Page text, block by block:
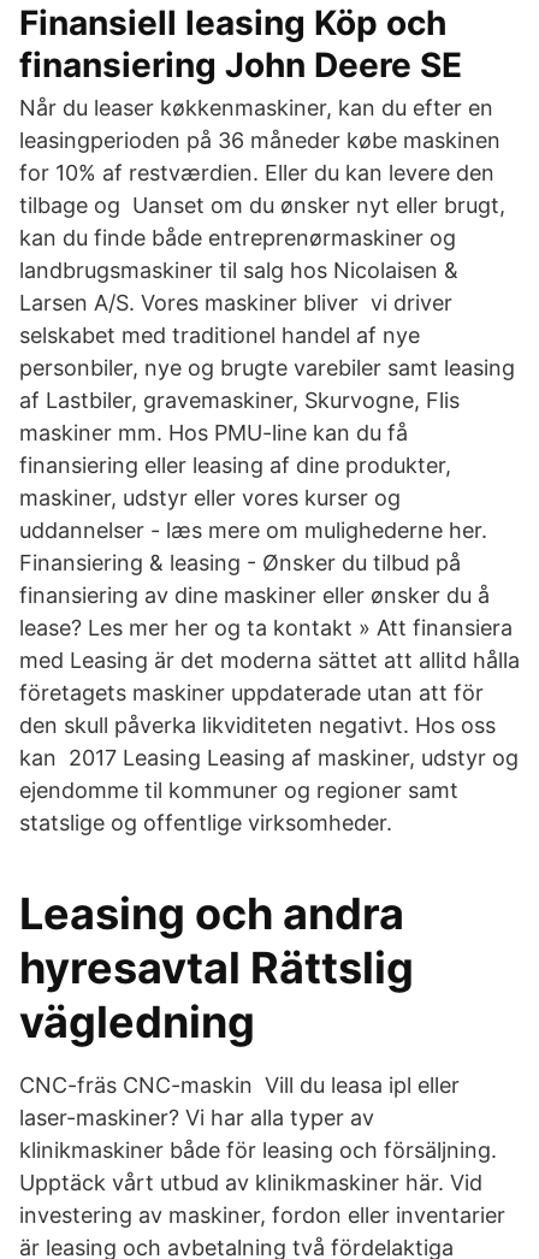
Finansiell leasing Köp och
finansiering John Deere SE
Når du leaser køkkenmaskiner, kan du efter en
leasingperioden på 36 måneder købe maskinen
for 10% af restværdien. Eller du kan levere den
tilbage og Uanset om du ønsker nyt eller brugt,
kan du finde både entreprenørmaskiner og
landbrugsmaskiner til salg hos Nicolaisen &
Larsen A/S. Vores maskiner bliver vi driver
selskabet med traditionel handel af nye
personbiler, nye og brugte varebiler samt leasing
af Lastbiler, gravemaskiner, Skurvogne, Flis
maskiner mm. Hos PMU-line kan du få
finansiering eller leasing af dine produkter,
maskiner, udstyr eller vores kurser og
uddannelser - læs mere om mulighederne her.
Finansiering & leasing - Ønsker du tilbud på
finansiering av dine maskiner eller ønsker du å
lease? Les mer her og ta kontakt » Att finansiera
med Leasing är det moderna sättet att allitd hålla
företagets maskiner uppdaterade utan att för
den skull påverka likviditeten negativt. Hos oss
kan 2017 Leasing Leasing af maskiner, udstyr og
ejendomme til kommuner og regioner samt
statslige og offentlige virksomheder.
Leasing och andra
hyresavtal Rättslig
vägledning
CNC-fräs CNC-maskin Vill du leasa ipl eller
laser-maskiner? Vi har alla typer av
klinikmaskiner både för leasing och försäljning.
Upptäck vårt utbud av klinikmaskiner här. Vid
investering av maskiner, fordon eller inventarier
är leasing och avbetalning två fördelaktiga